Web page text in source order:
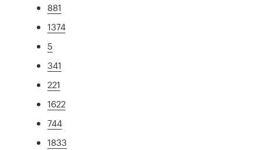
881
1374
5
341
221
1622
744
1833